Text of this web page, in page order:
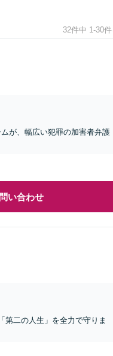
32件中 1-30
が、幅広い犯罪の加害者弁護
い合わせ
第二の人生」を全力で守りま